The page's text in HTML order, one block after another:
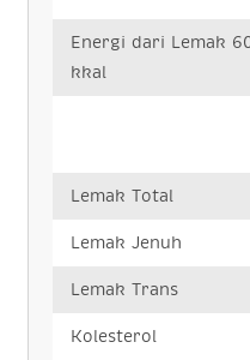
Energi dari Lemak
kkal
Lemak Total
Lemak Jenuh
Lemak Trans
Kolesterol